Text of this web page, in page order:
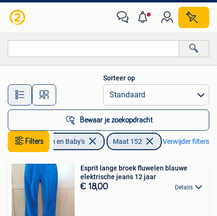
Alle afstanden…
Sorteer op
Bewaar je zoekopdracht
Filters
Kinderen en Baby's Maat 152 Verwijder filters
Esprit lange broek fluwelen blauwe
elektrische jeans 12 jaar
€ 18,00 Details